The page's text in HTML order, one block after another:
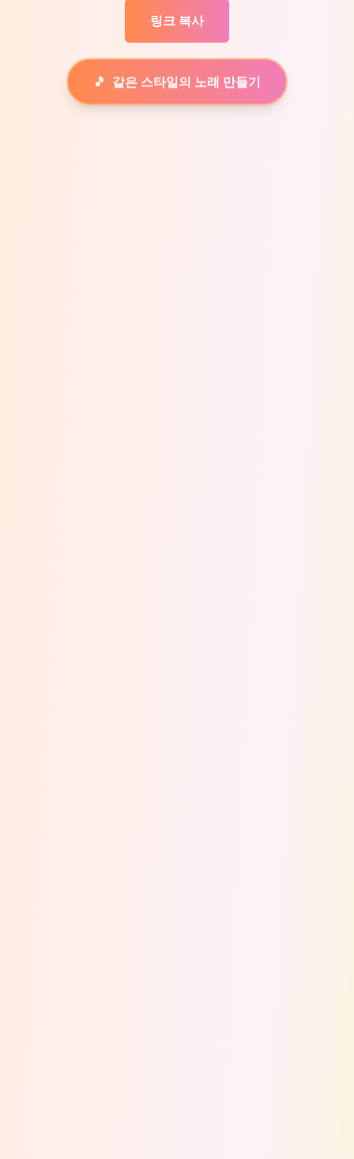
링크 복사
🎵 같은 스타일의 노래 만들기